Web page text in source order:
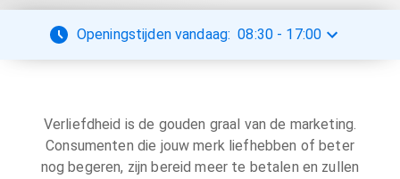
Openingstijden vandaag: 08:30 - 17:00
Verliefdheid is de gouden graal van de marketing.
Consumenten die jouw merk liefhebben of beter
nog begeren, zijn bereid meer te betalen en zullen